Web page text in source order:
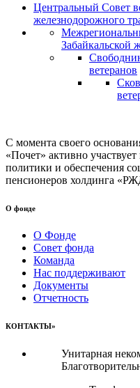
Центральный Совет
железнодорожного
Забайкальской
ветеранов
С момента своего
«Почет» активно
политики и обеспечения
пенсионеров холдинга
О фонде
О Фонде
Совет фонда
Команда
Нас поддерживают
Документы
Отчетность
КОНТАКТЫ»
Унитарная